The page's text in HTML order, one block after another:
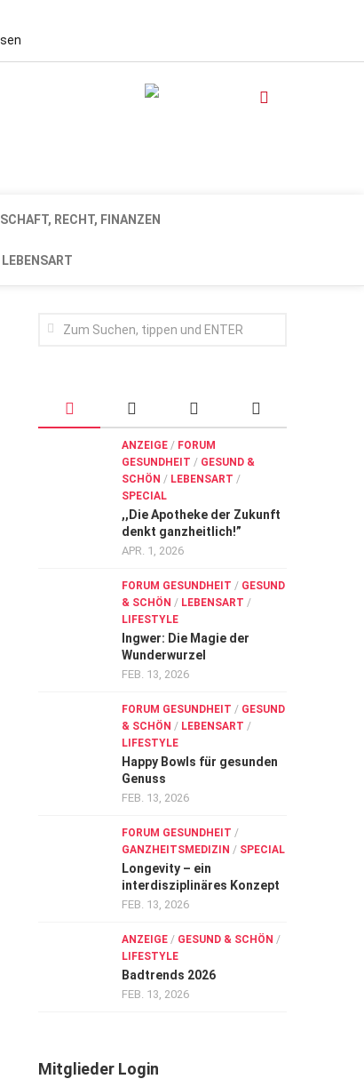
RECHT, FINANZEN
LEBENSART
ANZEIGE / FORUM
GESUNDHEIT / GESUND &
SCHÖN / LEBENSART /
SPECIAL
,,Die Apotheke der Zukunft
denkt ganzheitlich!”
APR. 1, 2026
FORUM GESUNDHEIT / GESUND
& SCHÖN / LEBENSART /
LIFESTYLE
Ingwer: Die Magie der
Wunderwurzel
FEB. 13, 2026
FORUM GESUNDHEIT / GESUND
& SCHÖN / LEBENSART /
LIFESTYLE
Happy Bowls für gesunden
Genuss
FEB. 13, 2026
FORUM GESUNDHEIT /
GANZHEITSMEDIZIN / SPECIAL
Longevity – ein
interdisziplinäres Konzept
FEB. 13, 2026
ANZEIGE / GESUND & SCHÖN /
LIFESTYLE
Badtrends 2026
FEB. 13, 2026
Mitglieder Login